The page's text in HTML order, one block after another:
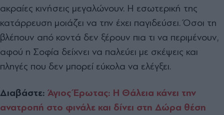
ακραίες κινήσεις μεγαλώνουν. Η εσωτερική της
κατάρρευση μοιάζει να την έχει παγιδεύσει. Όσοι τη
βλέπουν από κοντά δεν ξέρουν πια τι να περιμένουν,
αφού η Σοφία δείχνει να παλεύει με σκέψεις και
πληγές που δεν μπορεί εύκολα να ελέγξει.
Διαβάστε: Άγιος Έρωτας: Η Θάλεια κάνει την
ανατροπή στο φινάλε και δίνει στη Δώρα θέση